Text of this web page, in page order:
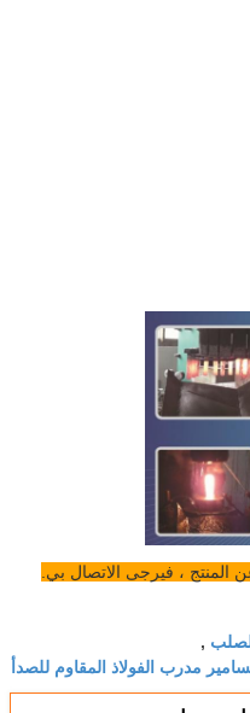
المنتج ، فيرجى الاتصال بي.
,
مدرب الفولاذ المقاوم للصدأ